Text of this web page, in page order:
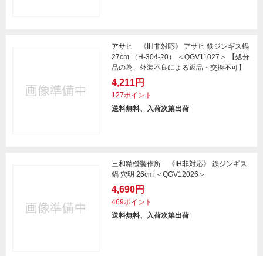
アサヒ 《IH非対応》 アサヒ 鉄ジンギス鍋
27cm （H-304-20） ＜QGV11027＞ 【処分
品の為、外装不良による返品・交換不可】
4,211円
127ポイント
送料無料、入荷次第出荷
三和精機製作所 《IH非対応》 鉄ジンギス
鍋 穴明 26cm ＜QGV12026＞
4,690円
469ポイント
送料無料、入荷次第出荷